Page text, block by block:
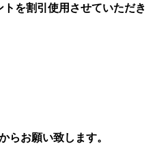
トを割引使用させていただき
らお願い致します。